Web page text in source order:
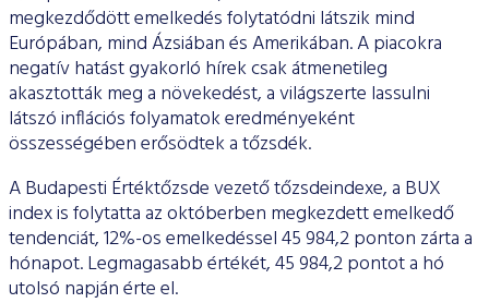
megkezdődött emelkedés folytatódni látszik mind
Európában, mind Ázsiában és Amerikában. A piacokra
negatív hatást gyakorló hírek csak átmenetileg
akasztották meg a növekedést, a világszerte lassulni
látszó inflációs folyamatok eredményeként
összességében erősödtek a tőzsdék.
A Budapesti Értéktőzsde vezető tőzsdeindexe, a BUX
index is folytatta az októberben megkezdett emelkedő
tendenciát, 12%-os emelkedéssel 45 984,2 ponton zárta a
hónapot. Legmagasabb értékét, 45 984,2 pontot a hó
utolsó napján érte el.